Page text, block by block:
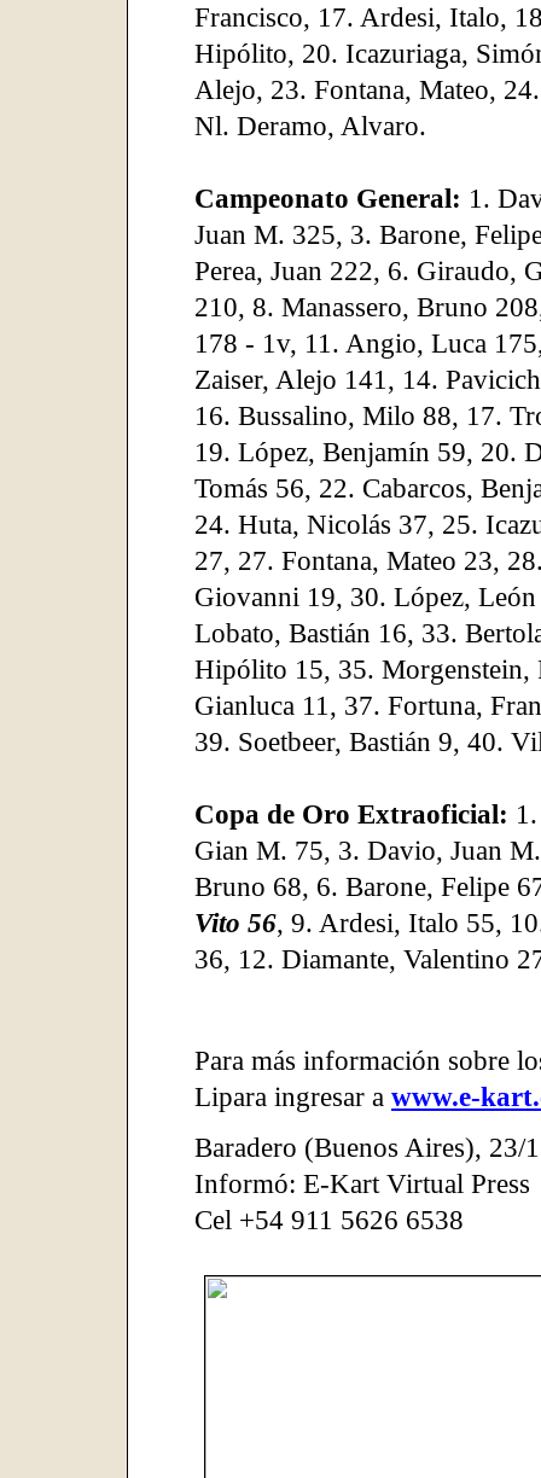
Francisco, 17. Ardesi, Italo,
Hipólito, 20. Icazuriaga,
Alejo, 23. Fontana, Mateo,
Nl. Deramo, Alvaro.
Campeonato General: 1.
Juan M. 325, 3. Barone,
Perea, Juan 222, 6. Giraudo,
210, 8. Manassero, Bruno
178 - 1v, 11. Angio, Luca
Zaiser, Alejo 141, 14.
16. Bussalino, Milo 88, 17.
19. López, Benjamín 59, 20.
Tomás 56, 22. Cabarcos,
24. Huta, Nicolás 37, 25.
27, 27. Fontana, Mateo 23,
Giovanni 19, 30. López,
Lobato, Bastián 16, 33.
Hipólito 15, 35. Morgenstein,
Gianluca 11, 37. Fortuna,
39. Soetbeer, Bastián 9, 40.
Copa de Oro Extraoficial:
Gian M. 75, 3. Davio, Juan
Bruno 68, 6. Barone, Felipe
Vito 56, 9. Ardesi, Italo 55,
36, 12. Diamante, Valentino
Para más información sobre
Lipara ingresar a www.e-
Baradero (Buenos Aires), 23/
Informó: E-Kart Virtual Press
Cel +54 911 5626 6538